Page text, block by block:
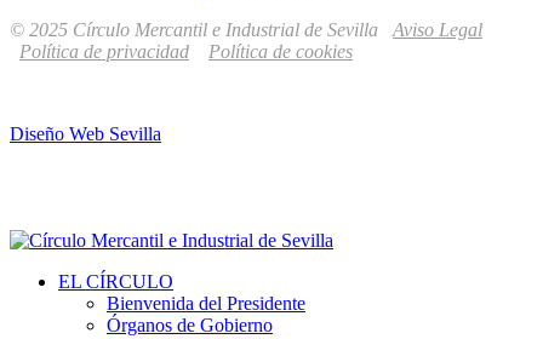
© 2025 Círculo Mercantil e Industrial de Sevilla Aviso Legal
Política de privacidad
Política de cookies
Diseño Web Sevilla
EL CÍRCULO
Bienvenida del Presidente
Órganos de Gobierno